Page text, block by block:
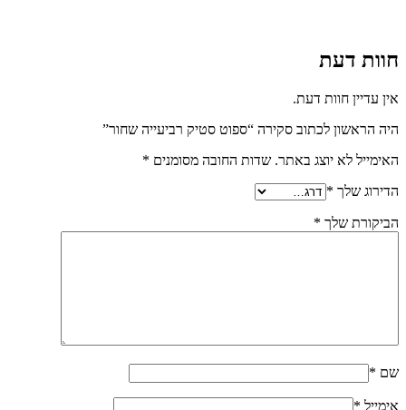
חוות דעת
אין עדיין חוות דעת.
היה הראשון לכתוב סקירה “ספוט סטיק רביעייה שחור”
האימייל לא יוצג באתר. שדות החובה מסומנים *
הדירוג שלך *
הביקורת שלך *
שם *
אימייל *